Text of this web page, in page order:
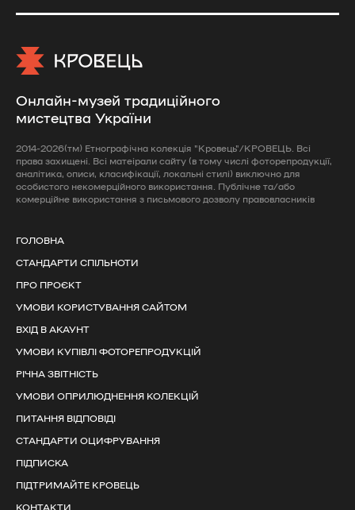
Онлайн-музей традиційного
мистецтва України
2014-2026(тм) Етнографічна колекція "Кровець"/КРОВЕЦЬ. Всі
права захищені. Всі матеірали сайту (в тому числі фоторепродукції,
аналітика, описи, класифікації, локальні стилі) виключно для
особистого некомерційного використання. Публічне та/або
комерційне використання з письмового дозволу правовласників
ГОЛОВНА
СТАНДАРТИ СПІЛЬНОТИ
ПРО ПРОЄКТ
УМОВИ КОРИСТУВАННЯ САЙТОМ
ВХІД В АКАУНТ
УМОВИ КУПІВЛІ ФОТОРЕПРОДУКЦІЙ
РІЧНА ЗВІТНІСТЬ
УМОВИ ОПРИЛЮДНЕННЯ КОЛЕКЦІЙ
ПИТАННЯ ВІДПОВІДІ
СТАНДАРТИ ОЦИФРУВАННЯ
ПІДПИСКА
ПІДТРИМАЙТЕ КРОВЕЦЬ
КОНТАКТИ